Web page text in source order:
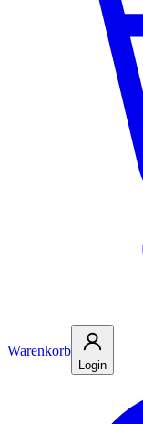
Warenkorb
Login